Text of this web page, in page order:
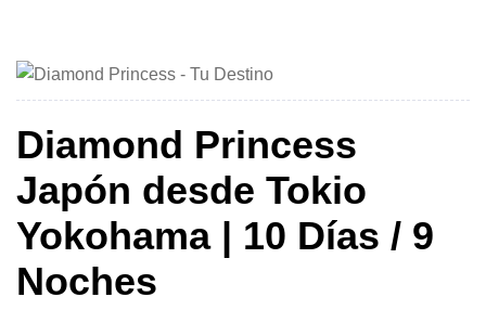
Diamond Princess
Japón desde Tokio
Yokohama | 10 Días / 9
Noches